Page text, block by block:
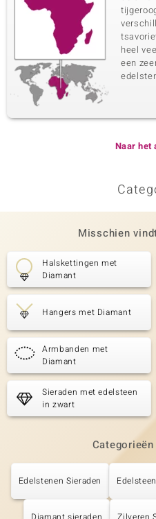
heel
een
Naar het
Misschien
Halskettingen met
Diamant
Hangers met Diamant
Armbanden met
Diamant
Sieraden met edelsteen
in zwart
Edelstenen Sieraden